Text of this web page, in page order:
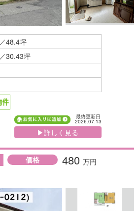
／48.4坪
／30.43坪
最終更新日
2026.07.13
▶詳しく見る
価格 480 万円